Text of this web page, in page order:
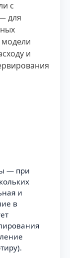
с
для
и
— при
и
в